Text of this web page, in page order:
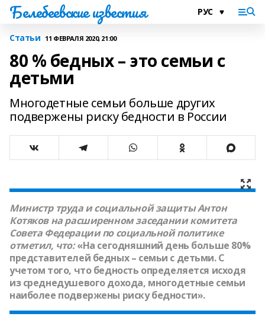
Белебеевские известия
Статьи 11 ФЕВРАЛЯ 2020, 21:00
80 % бедных – это семьи с
детьми
Многодетные семьи больше других
подвержены риску бедности в России
Министр труда и социальной защитыАнтон
Котяковна расширенном заседании комитета
Совета Федерации по социальной политике
отметил, что:«На сегодняшний день больше 80%
представителей бедных – семьи с детьми. С
учетом того, что бедность определяется исходя
из среднедушевого дохода, многодетные семьи
наиболее подвержены риску бедности».